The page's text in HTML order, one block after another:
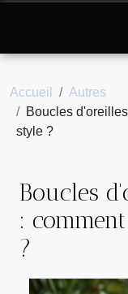
Accueil
Autres
Boucles
style ?
Boucles
:
?